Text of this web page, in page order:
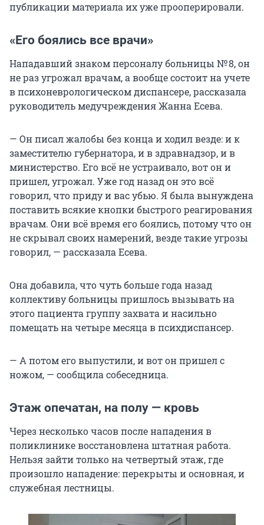
публикации материала их уже прооперировали.
«Его боялись все врачи»
Нападавший знаком персоналу больницы № 8, он
не раз угрожал врачам, а вообще состоит на учете
в психоневрологическом диспансере, рассказала
руководитель медучреждения Жанна Есева.
— Он писал жалобы без конца и ходил везде: и к
заместителю губернатора, и в здравнадзор, и в
министерство. Его всё не устраивало, вот он и
пришел, угрожал. Уже год назад он это всё
говорил, что приду и вас убью. Я была вынуждена
поставить всякие кнопки быстрого реагирования
врачам. Они всё время его боялись, потому что он
не скрывал своих намерений, везде такие угрозы
говорил, — рассказала Есева.
Она добавила, что чуть больше года назад
коллективу больницы пришлось вызывать на
этого пациента группу захвата и насильно
помещать на четыре месяца в психдиспансер.
— А потом его выпустили, и вот он пришел с
ножом, — сообщила собеседница.
Этаж опечатан, на полу — кровь
Через несколько часов после нападения в
поликлинике восстановлена штатная работа.
Нельзя зайти только на четвертый этаж, где
произошло нападение: перекрыты и основная, и
служебная лестницы.